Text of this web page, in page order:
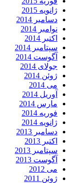
ژانویه 2015
دسامبر 2014
نوامبر 2014
اکتبر 2014
سپتامبر 2014
آگوست 2014
جولای 2014
ژوئن 2014
می 2014
آوریل 2014
مارس 2014
فوریه 2014
ژانویه 2014
دسامبر 2013
اکتبر 2013
سپتامبر 2013
آگوست 2013
می 2012
ژوئن 2011